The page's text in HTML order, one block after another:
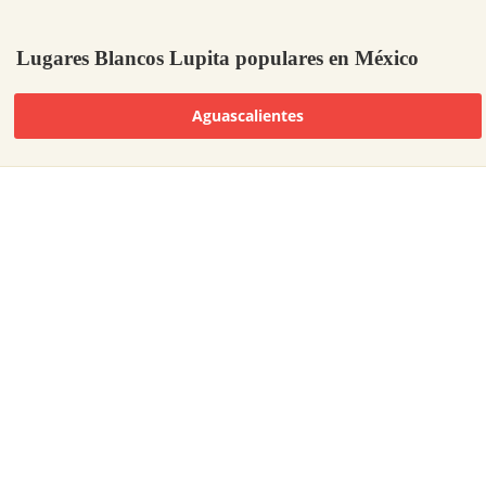
Lugares Blancos Lupita populares en México
Aguascalientes